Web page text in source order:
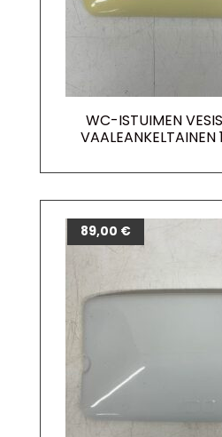
WC-ISTUIMEN
VAALEANKELTAINEN
89,00 €